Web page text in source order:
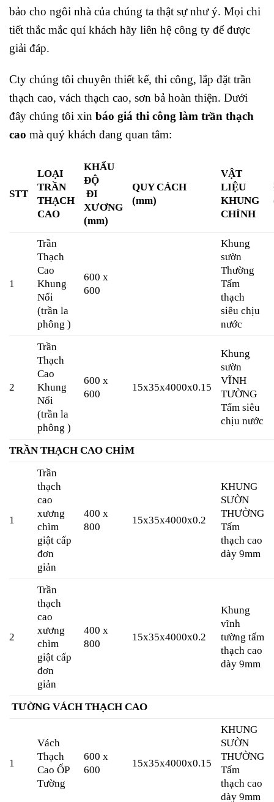
bảo cho ngôi nhà của chúng ta thật sự như ý. Mọi chi
tiết thắc mắc quí khách hãy liên hệ công ty để được
giải đáp.
Cty chúng tôi chuyên thiết kế, thi công, lắp đặt trần
thạch cao, vách thạch cao, sơn bả hoàn thiện. Dưới
đây chúng tôi xin báo giá thi công làm trần thạch
cao mà quý khách đang quan tâm:
STT
LOẠI
TRẦN
THẠCH
CAO
KHẨU
ĐỘ
ĐI
XƯƠNG
(mm)
QUY CÁCH
(mm)
VẬT
LIỆU
KHUNG
CHÍNH
1
Trần
Thạch
Cao
Khung
Nổi
(trần la
phông )
600 x
600
Khung
sườn
Thường
Tấm
thạch
siêu chịu
nước
2
Trần
Thạch
Cao
Khung
Nổi
(trần la
phông )
600 x
600
15x35x4000x0.15
Khung
sườn
VĨNH
TƯỜNG
Tấm siêu
chịu nước
TRẦN THẠCH CAO CHÌM
1
Trần
thạch
cao
xương
chìm
giật cấp
đơn
giản
400 x
800
15x35x4000x0.2
KHUNG
SƯỜN
THƯỜNG
Tấm
thạch cao
dày 9mm
2
Trần
thạch
cao
xương
chìm
giật cấp
đơn
giản
400 x
800
15x35x4000x0.2
Khung
vĩnh
tường tấm
thạch cao
dày 9mm
TƯỜNG VÁCH THẠCH CAO
1
Vách
Thạch
Cao ỐP
Tường
600 x
600
15x35x4000x0.15
KHUNG
SƯỜN
THƯỜNG
Tấm
thạch cao
dày 9mm